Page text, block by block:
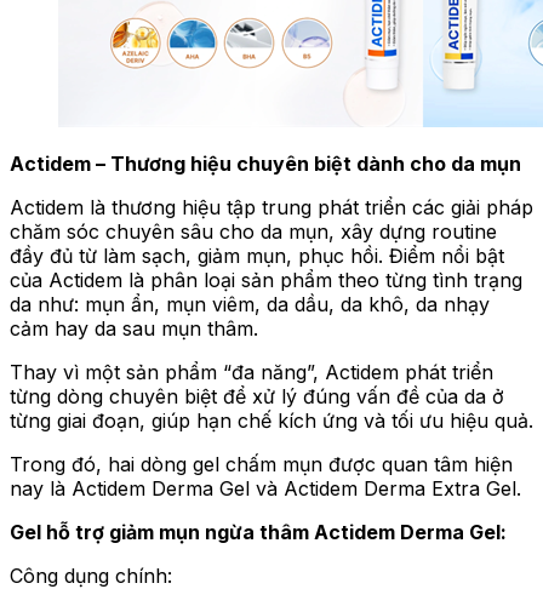
Actidem – Thương hiệu chuyên biệt dành cho da mụn
Actidem là thương hiệu tập trung phát triển các giải pháp
chăm sóc chuyên sâu cho da mụn, xây dựng routine
đầy đủ từ làm sạch, giảm mụn, phục hồi. Điểm nổi bật
của Actidem là phân loại sản phẩm theo từng tình trạng
da như: mụn ẩn, mụn viêm, da dầu, da khô, da nhạy
cảm hay da sau mụn thâm.
Thay vì một sản phẩm “đa năng”, Actidem phát triển
từng dòng chuyên biệt để xử lý đúng vấn đề của da ở
từng giai đoạn, giúp hạn chế kích ứng và tối ưu hiệu quả.
Trong đó, hai dòng gel chấm mụn được quan tâm hiện
nay là Actidem Derma Gel và Actidem Derma Extra Gel.
Gel hỗ trợ giảm mụn ngừa thâm Actidem Derma Gel:
Công dụng chính: